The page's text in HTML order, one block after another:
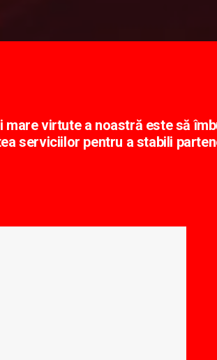
mare virtute a noastră este să
serviciilor pentru a stabili